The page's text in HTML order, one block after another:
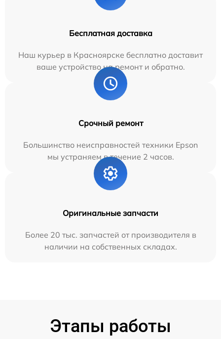
Бесплатная доставка
Наш курьер в Красноярске бесплатно доставит
ваше устройство на ремонт и обратно.
Срочный ремонт
Большинство неисправностей техники Epson
мы устраняем в течение 2 часов.
Оригинальные запчасти
Более 20 тыс. запчастей от производителя в
наличии на собственных складах.
Этапы работы